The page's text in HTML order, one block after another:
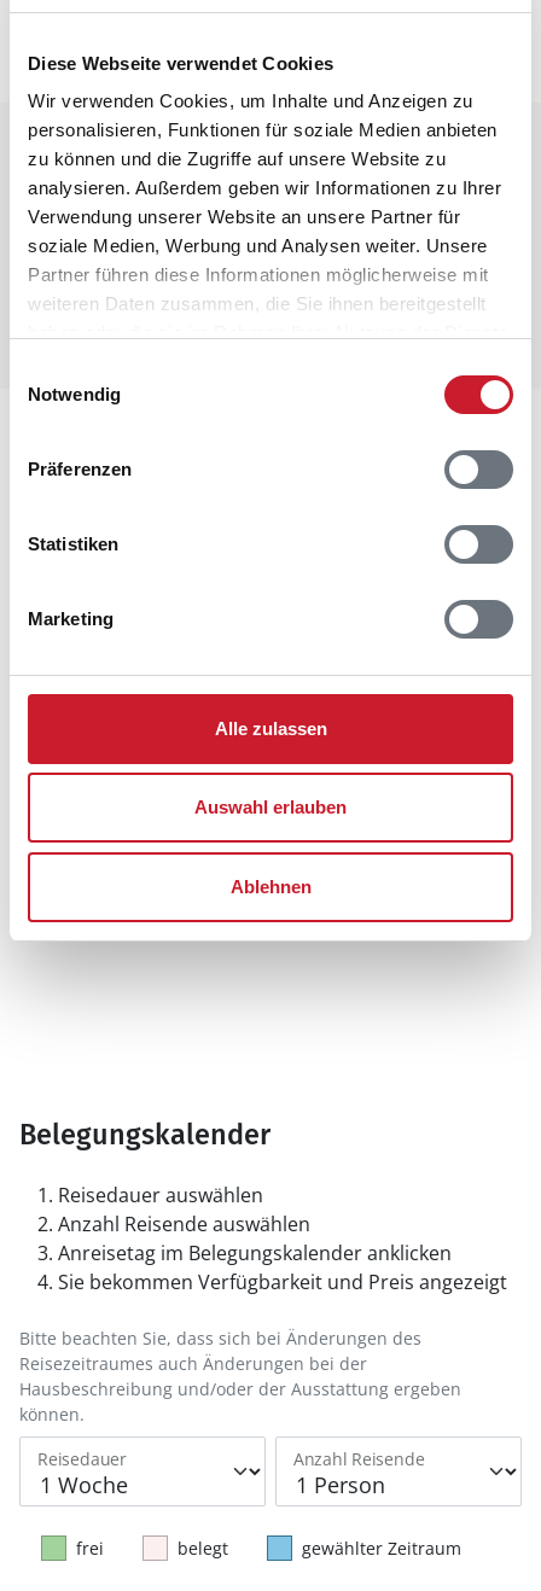
Diese Webseite verwendet Cookies
Wir verwenden Cookies, um Inhalte und Anzeigen zu
personalisieren, Funktionen für soziale Medien anbieten
zu können und die Zugriffe auf unsere Website zu
analysieren. Außerdem geben wir Informationen zu Ihrer
Verwendung unserer Website an unsere Partner für
soziale Medien, Werbung und Analysen weiter. Unsere
Partner führen diese Informationen möglicherweise mit
weiteren Daten zusammen, die Sie ihnen bereitgestellt
Notwendig
Präferenzen
Statistiken
Marketing
Alle zulassen
Auswahl erlauben
Ablehnen
nächsten Schritt im Buchungsformular.
Raumaufteilung
Krægpøtvej 165
7730 Hanstholm
Belegungskalender
Reisedauer auswählen
Anzahl Reisende auswählen
Anreisetag im Belegungskalender anklicken
Sie bekommen Verfügbarkeit und Preis angezeigt
Reisedauer Anzahl Reisende
Bitte beachten Sie, dass sich bei Änderungen des
Reisezeitraumes auch Änderungen bei der
Hausbeschreibung und/oder der Ausstattung ergeben
können.
frei belegt gewählter Zeitraum